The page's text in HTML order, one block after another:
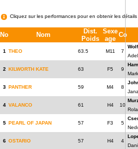
Cliquez sur les performances pour en obtenir les détails
No Nom
Dist.
Poids
Sexe
age
Co
1 THEO 63.5 M11 7
2 KILWORTH KATE 63 F5 9
3 PANTHER 59 M4 8
4 VALANCO 61 H4 10
5 PEARL OF JAPAN 57 F3 5
6 OSTARIO 57 H4 4